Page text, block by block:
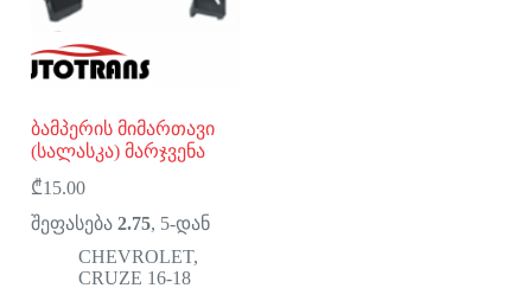
ბამპერის მიმართავი
(სალასკა) მარჯვენა
₾15.00
შეფასება2.75, 5-დან
CHEVROLET,
CRUZE 16-18